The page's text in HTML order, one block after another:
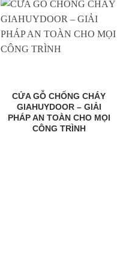
CỬA GỖ CHỐNG CHÁY
GIAHUYDOOR – GIẢI
PHÁP AN TOÀN CHO MỌI
CÔNG TRÌNH